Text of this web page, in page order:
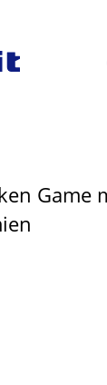
Game